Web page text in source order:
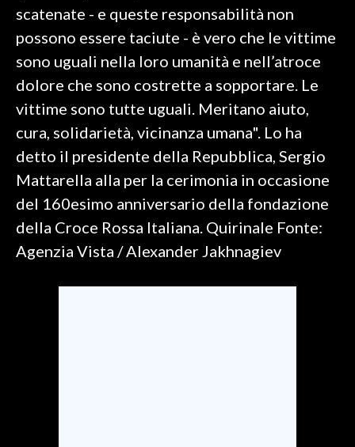
TENNIS
ALTRI SPORT
SPETTACOLI
GOSSIP
SALUTE
SARDEGNA TURISMO
scatenate - e queste responsabilità non
possono essere taciute - è vero che le vittime
sono uguali nella loro umanità e nell’atroce
dolore che sono costrette a sopportare. Le
vittime sono tutte uguali. Meritano aiuto,
cura, solidarietà, vicinanza umana". Lo ha
detto il presidente della Repubblica, Sergio
Mattarella alla per la cerimonia in occasione
del 160esimo anniversario della fondazione
della Croce Rossa Italiana. Quirinale Fonte:
Agenzia Vista / Alexander Jakhnagiev